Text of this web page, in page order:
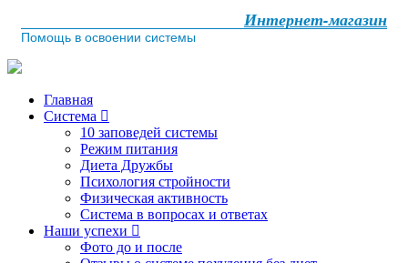
Интернет-магазин
Помощь в освоении системы
Главная
Система
10 заповедей системы
Режим питания
Диета Дружбы
Психология стройности
Физическая активность
Система в вопросах и ответах
Наши успехи
Фото до и после